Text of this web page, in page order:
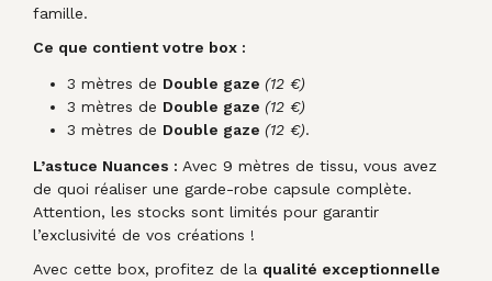
famille.
Ce que contient votre box :
3 mètres de Double gaze (12 €)
3 mètres de Double gaze (12 €)
3 mètres de Double gaze (12 €).
L’astuce Nuances : Avec 9 mètres de tissu, vous avez
de quoi réaliser une garde-robe capsule complète.
Attention, les stocks sont limités pour garantir
l’exclusivité de vos créations !
Avec cette box, profitez de la qualité exceptionnelle